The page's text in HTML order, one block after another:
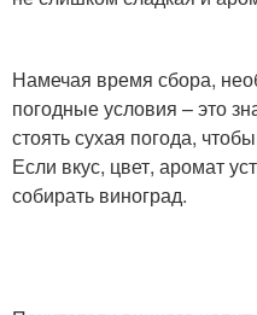
Намечая время сбора,
погодные условия – это
стоять сухая погода,
Если вкус, цвет, аромат
собирать виноград.